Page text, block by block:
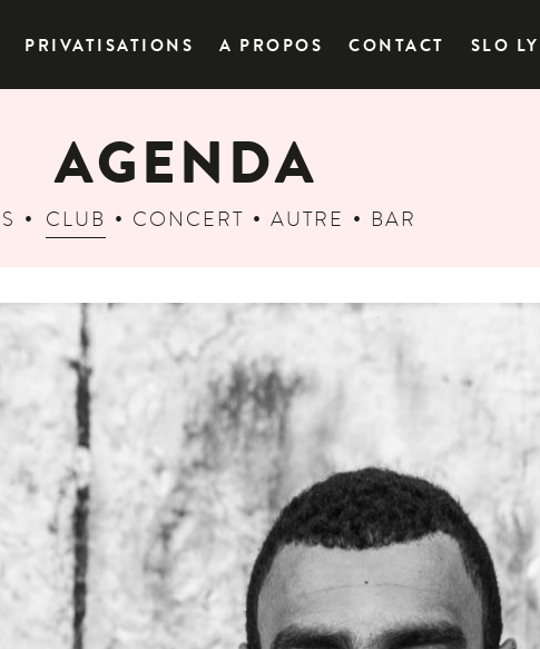
PRIVATISATIONS A PROPOS CONTACT SLO
AGENDA
CLUB CONCERT AUTRE BAR